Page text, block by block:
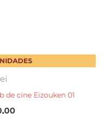
de cine Eizouken 01